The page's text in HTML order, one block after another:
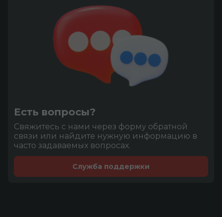
Есть вопросы?
Cвяжитесь с нами через форму обратной
связи или найдите нужную информацию в
часто задаваемых вопросах.
Служба поддержки